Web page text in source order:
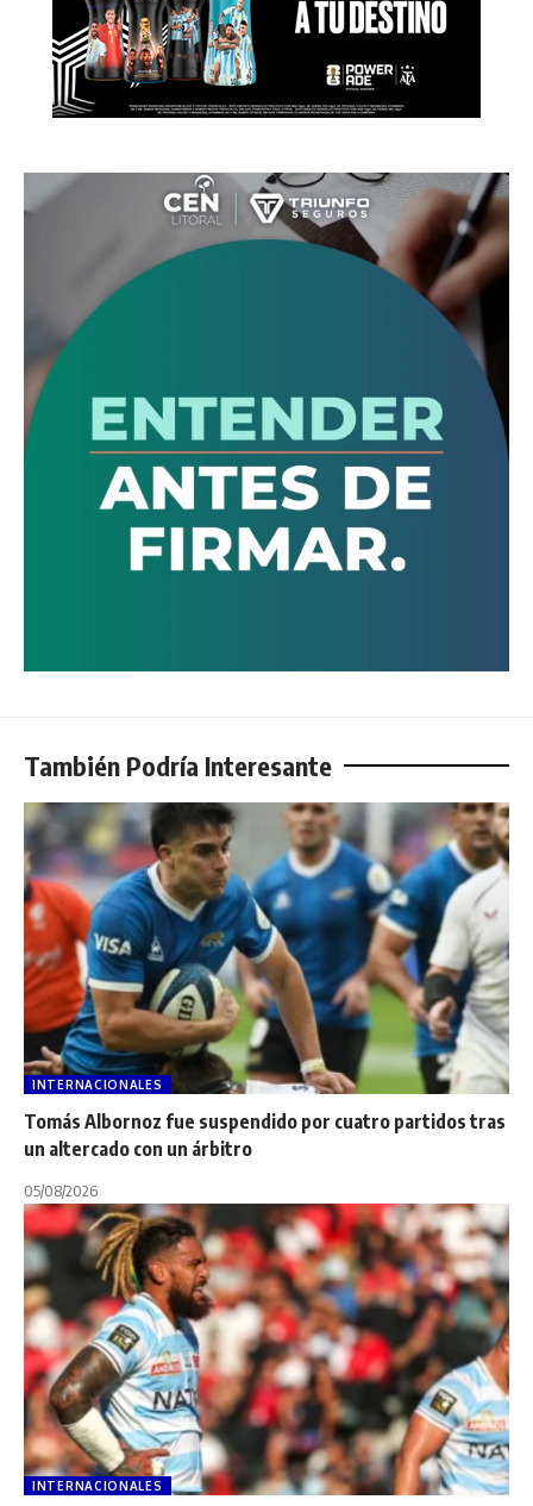
También Podría Interesante
INTERNACIONALES
Tomás Albornoz fue suspendido por cuatro partidos tras
un altercado con un árbitro
05/08/2026
INTERNACIONALES